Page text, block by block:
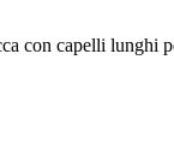
con capelli lunghi